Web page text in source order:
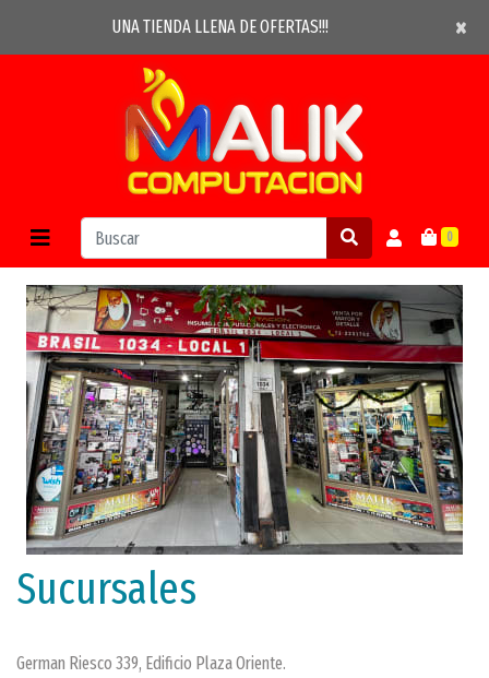
UNA TIENDA LLENA DE OFERTAS!!! ×
×
0
Sucursales
German Riesco 339, Edificio Plaza Oriente.